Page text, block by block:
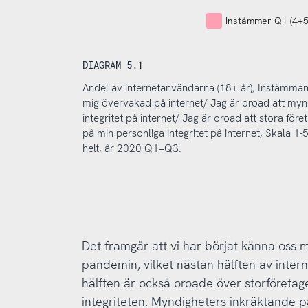
Instämmer Q1
DIAGRAM 5.1
Andel av internetanvändarna (18+ år),
mig övervakad på internet/ Jag är oroad att
integritet på internet/ Jag är oroad att stora
på min personliga integritet på internet, Skala
helt, år 2020 Q1–Q3.
Det framgår att vi har börjat känna oss
pandemin, vilket nästan hälften av
hälften är också oroade över
integriteten. Myndigheters inkräktande